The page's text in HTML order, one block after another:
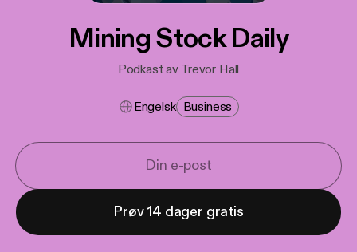
Mining Stock Daily
Podkast av Trevor Hall
Engelsk Business
Prøv 14 dager gratis